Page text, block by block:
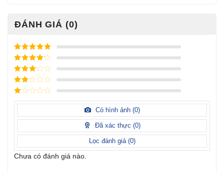
ĐÁNH GIÁ (0)
Được xếp
hạng
5
5
sao
Được xếp
hạng
4
5
sao
Được
xếp
hạng3
5 sao
Được
hạng
sao
Được
hạng
sao
Có hình ảnh (0)
Đã xác thực (0)
Lọc đánh giá (0)
Chưa có đánh giá nào.